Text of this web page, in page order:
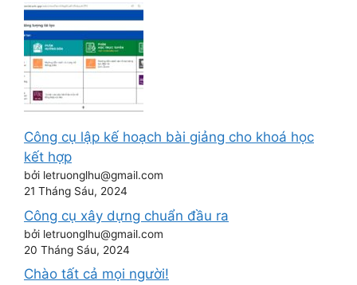
Công cụ lập kế hoạch bài giảng cho khoá học
kết hợp
bởi letruonglhu@gmail.com
21 Tháng Sáu, 2024
Công cụ xây dựng chuẩn đầu ra
bởi letruonglhu@gmail.com
20 Tháng Sáu, 2024
Chào tất cả mọi người!